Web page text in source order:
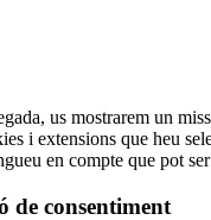
us mostrarem un
i extensions que heu
en compte que pot
de consentiment